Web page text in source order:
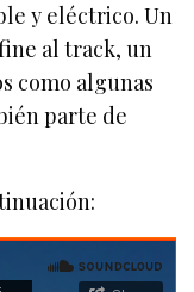
y eléctrico. Un
al track, un
como algunas
parte de